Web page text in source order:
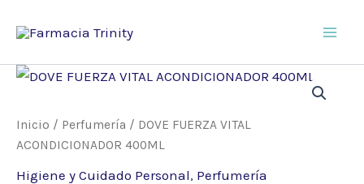
Inicio / Perfumería / DOVE FUERZA VITAL
ACONDICIONADOR 400ML
Higiene y Cuidado Personal, Perfumería